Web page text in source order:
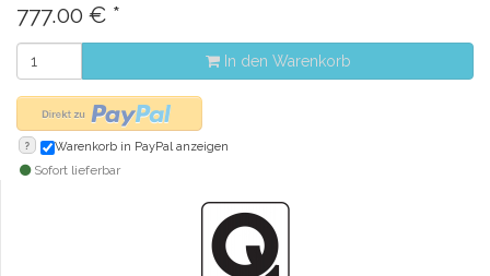
777.00 € *
In den Warenkorb
? Warenkorb in PayPal anzeigen
Sofort lieferbar